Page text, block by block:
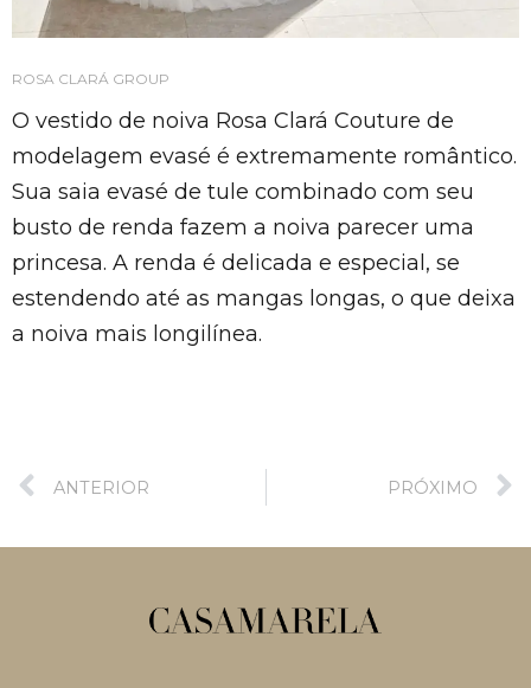
ROSA CLARÁ GROUP
O vestido de noiva Rosa Clará Couture de
modelagem evasé é extremamente romântico.
Sua saia evasé de tule combinado com seu
busto de renda fazem a noiva parecer uma
princesa. A renda é delicada e especial, se
estendendo até as mangas longas, o que deixa
a noiva mais longilínea.
ANTERIOR PRÓXIMO